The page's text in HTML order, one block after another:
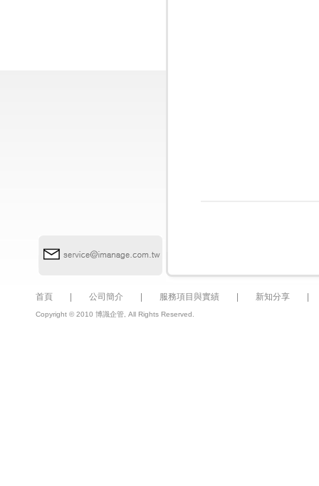
首頁 公司簡介 服務項目與實績 新知分享
Copyright © 2010 博識企管, All Rights Reserved.